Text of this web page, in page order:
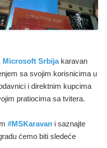
Microsoft Srbijakaravan
sa svojim korisnicima u
i direktnim kupcima
pratiocima sa tvitera.
#MSKaravan i saznajte
ćemo biti sledeće